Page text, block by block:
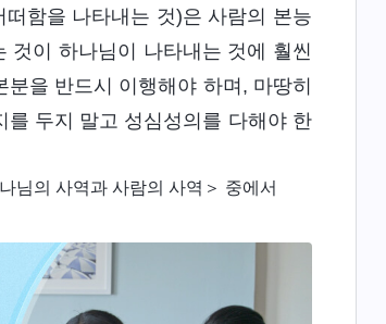
함을 나타내는 것)은 사람의 본능
것이 하나님이 나타내는 것에 훨씬
을 반드시 이행해야 하며, 마땅히
두지 말고 성심성의를 다해야 한
님의 사역과 사람의 사역＞ 중에서